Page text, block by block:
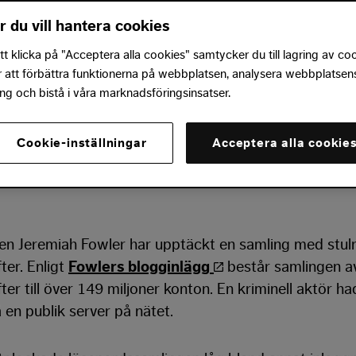
har hittat en samling med 149 miljoner
har läckt i närtid eller för länge
inte från någon specifik webbplats utan
datorer.
Jeremiah Fowler har upptäckt en samling med
Enligt Fowlers blogginlägg
består samlingen
till över 149 miljoner konton. En kriminell aktör
en publik server på nätet.
du vill hantera cookies
klicka på "Acceptera alla cookies" samtycker du till lagring av
att förbättra funktionerna på webbplatsen, analysera
och bistå i våra marknadsföringsinsatser.
Acceptera alla cookies
Cookie-inställningar